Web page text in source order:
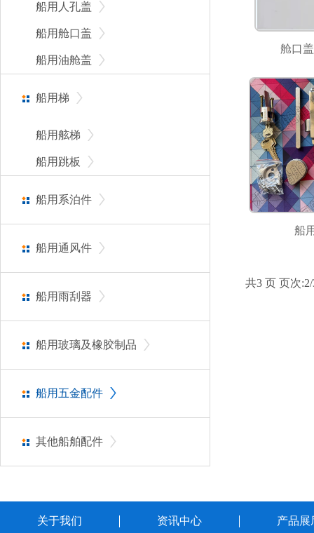
船用人孔盖
船用舱口盖
船用油舱盖
船用梯
船用舷梯
船用跳板
船用系泊件
船用通风件
船用雨刮器
船用玻璃及橡胶制品
船用五金配件
其他船舶配件
舱口
船
共3 页 页次
关于我们 资讯中心 产品展